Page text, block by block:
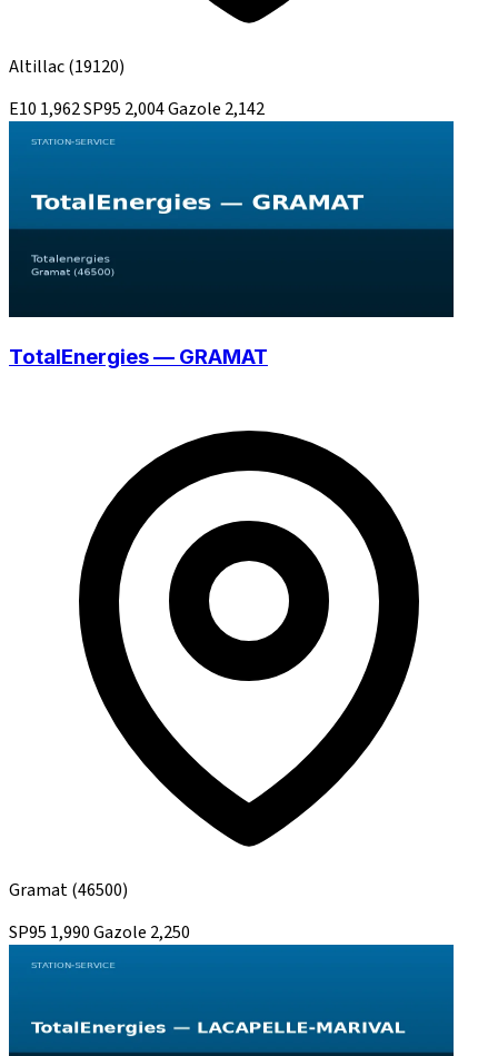
Altillac(19120)
E10 1,962SP95 2,004Gazole 2,142
TotalEnergies — GRAMAT
Gramat(46500)
SP95 1,990Gazole 2,250